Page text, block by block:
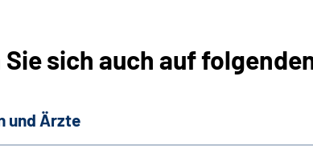
sich auch auf
und Ärzte